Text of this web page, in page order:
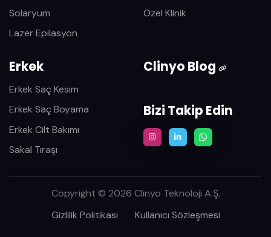
Solaryum
Lazer Epilasyon
Özel Klinik
Erkek
Erkek Saç Kesim
Erkek Saç Boyama
Erkek Cilt Bakımı
Sakal Tıraşı
Clinyo Blog
Bizi Takip Edin
Copyright © 2026 Clinyo Teknoloji A.Ş.
Gizlilik Politikası
Kullanıcı Sözleşmesi